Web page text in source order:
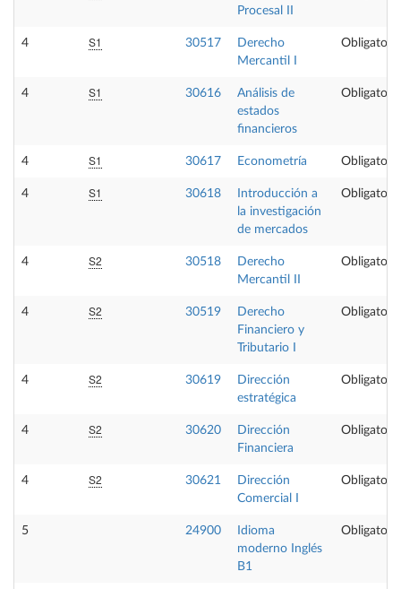
Procesal II
4 S1 30517
Derecho
Mercantil I
Obligatoria
4 S1 30616
Análisis de
estados
financieros
Obligatoria
4 S1 30617 Econometría Obligatoria
4 S1 30618
Introducción a
la investigación
de mercados
Obligatoria
4 S2 30518
Derecho
Mercantil II
Obligatoria
4 S2 30519
Derecho
Financiero y
Tributario I
Obligatoria
4 S2 30619
Dirección
estratégica
Obligatoria
4 S2 30620
Dirección
Financiera
Obligatoria
4 S2 30621
Dirección
Comercial I
Obligatoria
5 24900
Idioma
moderno Inglés
B1
Obligatoria